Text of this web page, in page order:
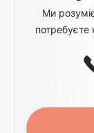
Ми
потребуєте